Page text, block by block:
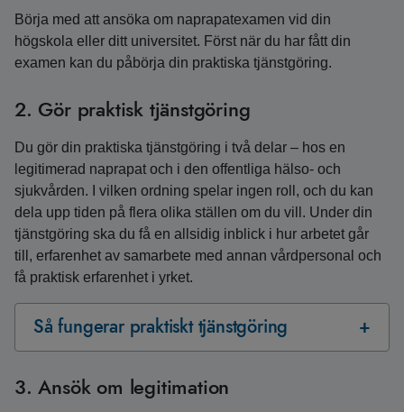
Börja med att ansöka om naprapatexamen vid din
högskola eller ditt universitet. Först när du har fått din
examen kan du påbörja din praktiska tjänstgöring.
2. Gör praktisk tjänstgöring
Du gör din praktiska tjänstgöring i två delar – hos en
legitimerad naprapat och i den offentliga hälso- och
sjukvården. I vilken ordning spelar ingen roll, och du kan
dela upp tiden på flera olika ställen om du vill. Under din
tjänstgöring ska du få en allsidig inblick i hur arbetet går
till, erfarenhet av samarbete med annan vårdpersonal och
få praktisk erfarenhet i yrket.
Så fungerar praktiskt tjänstgöring
3. Ansök om legitimation